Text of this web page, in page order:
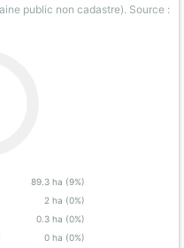
public non cadastre). Source :
89.3 ha (9%)
2 ha (0%)
0.3 ha (0%)
0 ha (0%)